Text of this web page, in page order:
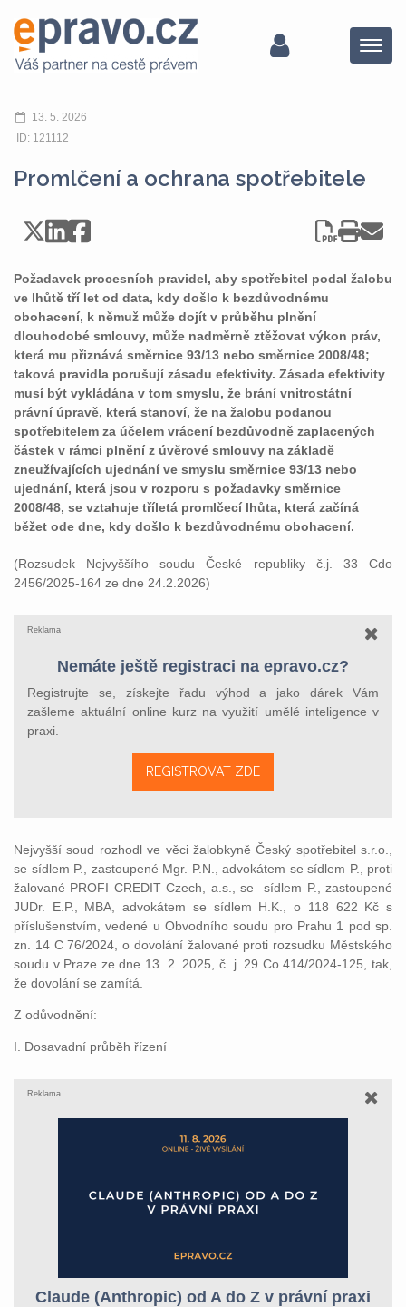
Menu
13. 5. 2026
ID: 121112
Promlčení a ochrana spotřebitele
Požadavek procesních pravidel, aby spotřebitel podal žalobu
ve lhůtě tří let od data, kdy došlo k bezdůvodnému
obohacení, k němuž může dojít v průběhu plnění
dlouhodobé smlouvy, může nadměrně ztěžovat výkon práv,
která mu přiznává směrnice 93/13 nebo směrnice 2008/48;
taková pravidla porušují zásadu efektivity. Zásada efektivity
musí být vykládána v tom smyslu, že brání vnitrostátní
právní úpravě, která stanoví, že na žalobu podanou
spotřebitelem za účelem vrácení bezdůvodně zaplacených
částek v rámci plnění z úvěrové smlouvy na základě
zneužívajících ujednání ve smyslu směrnice 93/13 nebo
ujednání, která jsou v rozporu s požadavky směrnice
2008/48, se vztahuje tříletá promlčecí lhůta, která začíná
běžet ode dne, kdy došlo k bezdůvodnému obohacení.
(Rozsudek Nejvyššího soudu České republiky č.j. 33 Cdo
2456/2025-164 ze dne 24.2.2026)
Reklama
Nemáte ještě registraci na epravo.cz?
Registrujte se, získejte řadu výhod a jako dárek Vám
zašleme aktuální online kurz na využití umělé inteligence v
praxi.
REGISTROVAT ZDE
Nejvyšší soud rozhodl ve věci žalobkyně Český spotřebitel s.r.o.,
se sídlem P., zastoupené Mgr. P.N., advokátem se sídlem P., proti
žalované PROFI CREDIT Czech, a.s., se sídlem P., zastoupené
JUDr. E.P., MBA, advokátem se sídlem H.K., o 118 622 Kč s
příslušenstvím, vedené u Obvodního soudu pro Prahu 1 pod sp.
zn. 14 C 76/2024, o dovolání žalované proti rozsudku Městského
soudu v Praze ze dne 13. 2. 2025, č. j. 29 Co 414/2024-125, tak,
že dovolání se zamítá.
Z odůvodnění:
I. Dosavadní průběh řízení
Reklama
Claude (Anthropic) od A do Z v právní praxi